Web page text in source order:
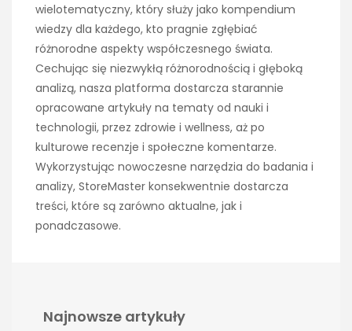
wielotematyczny, który służy jako kompendium
wiedzy dla każdego, kto pragnie zgłębiać
różnorodne aspekty współczesnego świata.
Cechując się niezwykłą różnorodnością i głęboką
analizą, nasza platforma dostarcza starannie
opracowane artykuły na tematy od nauki i
technologii, przez zdrowie i wellness, aż po
kulturowe recenzje i społeczne komentarze.
Wykorzystując nowoczesne narzędzia do badania i
analizy, StoreMaster konsekwentnie dostarcza
treści, które są zarówno aktualne, jak i
ponadczasowe.
Najnowsze artykuły